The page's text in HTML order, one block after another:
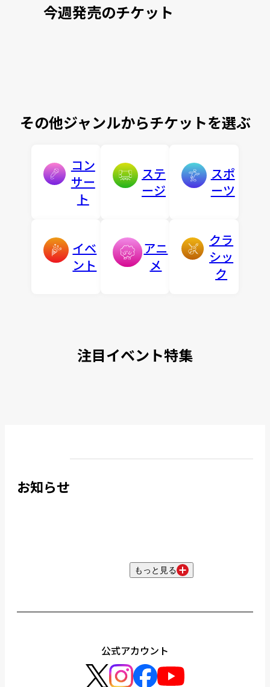
今週発売のチケット
その他ジャンルからチケットを選ぶ
コン
サー
ト
ステ
ージ
スポ
ーツ
イベ
ント
アニ
メ
クラ
シッ
ク
注目イベント特集
お知らせ
もっと見る
公式アカウント